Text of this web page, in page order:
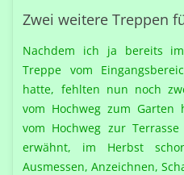
Zwei weitere Treppen
Nachdem ich ja bereits
Treppe vom
hatte, fehlten nun noch
vom Hochweg zum
vom Hochweg zur
erwähnt, im Herbst
Ausmessen, Anzeichnen,